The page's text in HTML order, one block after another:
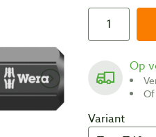
Op
Variant